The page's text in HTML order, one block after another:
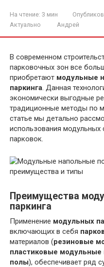
На чтение: 3 мин
Актуально
Андрей
В современном
парковочных зон все
приобретают модульные
паркинга. Данная
экономически выгодные
традиционные методы по
статье мы детально
использования модульных
парковок.
Преимущества
паркинга
Применение модульных
включающих в себя
материалов (резиновые
пластиковые модульные
полы), обеспечивает ряд